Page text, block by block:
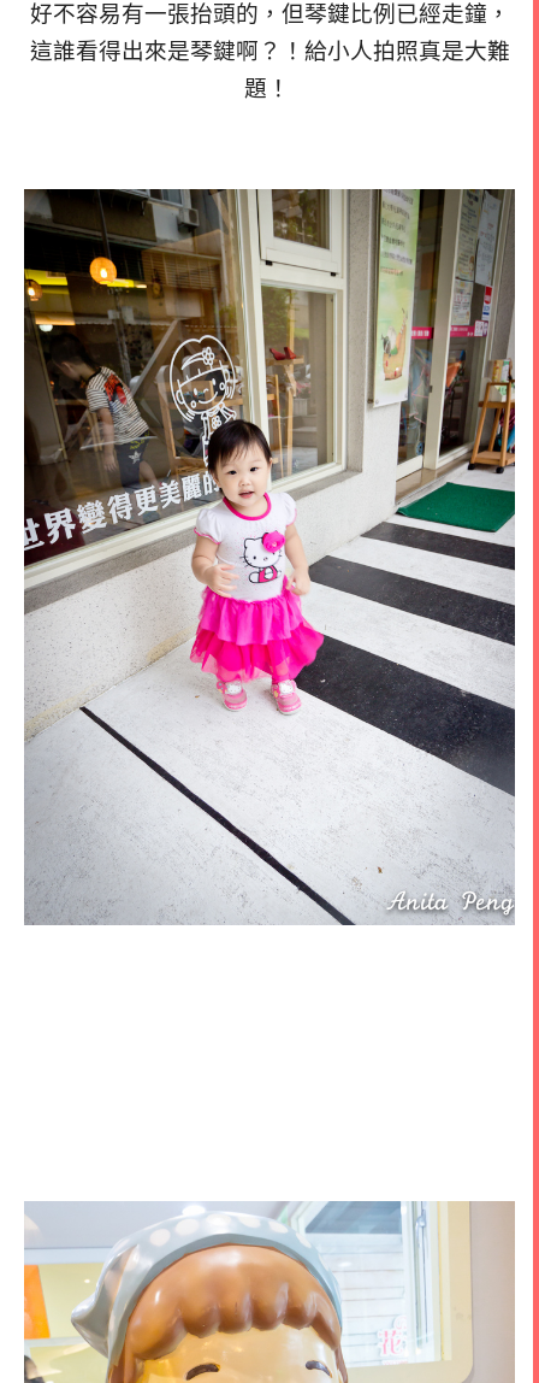
好不容易有一張抬頭的，但琴鍵比例已經走鐘，
這誰看得出來是琴鍵啊？！ 給小人拍照真是大難
題！